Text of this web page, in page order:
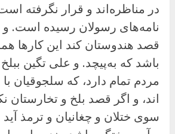
در مناظره‌اند و قرار نگرفته
نامه‌های رسولان رسیده است. و
قصد هندوستان کند این کارها
باشد که به‌پیچد. و على تگین
مردم تمام دارد، که سلجوقیان
اند، و اگر قصد بلخ و تخارستان
سوى ختلان و چغانیان و ترمذ